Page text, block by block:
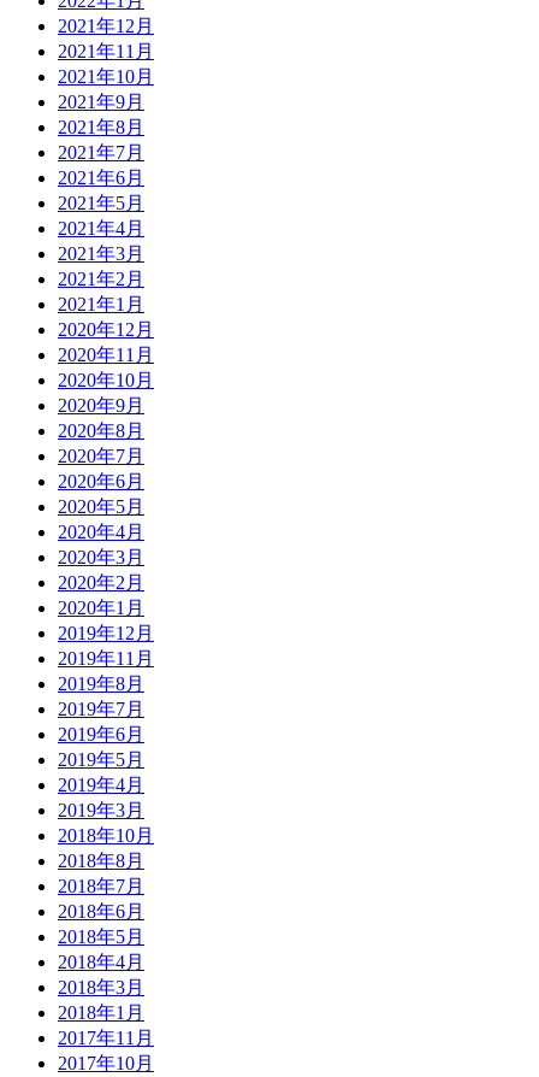
2021年12月
2021年11月
2021年10月
2021年9月
2021年8月
2021年7月
2021年6月
2021年5月
2021年4月
2021年3月
2021年2月
2021年1月
2020年12月
2020年11月
2020年10月
2020年9月
2020年8月
2020年7月
2020年6月
2020年5月
2020年4月
2020年3月
2020年2月
2020年1月
2019年12月
2019年11月
2019年8月
2019年7月
2019年6月
2019年5月
2019年4月
2019年3月
2018年10月
2018年8月
2018年7月
2018年6月
2018年5月
2018年4月
2018年3月
2018年1月
2017年11月
2017年10月